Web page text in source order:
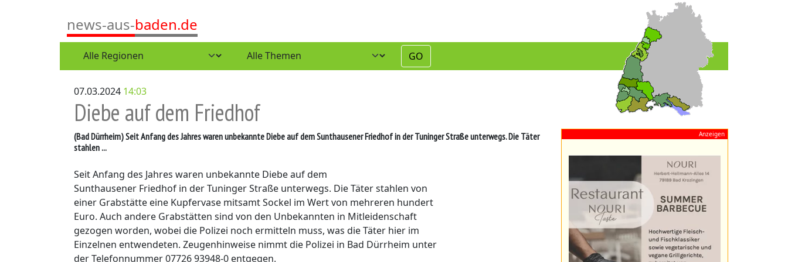
news-aus-baden.de
GO
07.03.2024 14:03
Diebe auf dem Friedhof
(Bad Dürrheim)Seit Anfang des Jahres waren unbekannte Diebe auf dem Sunthausener Friedhof in der Tuninger Straße unterwegs. Die Täter
stahlen ...
Seit Anfang des Jahres waren unbekannte Diebe auf dem
Sunthausener Friedhof in der Tuninger Straße unterwegs. Die Täter stahlen von
einer Grabstätte eine Kupfervase mitsamt Sockel im Wert von mehreren hundert
Euro. Auch andere Grabstätten sind von den Unbekannten in Mitleidenschaft
gezogen worden, wobei die Polizei noch ermitteln muss, was die Täter hier im
Einzelnen entwendeten. Zeugenhinweise nimmt die Polizei in Bad Dürrheim unter
der Telefonnummer 07726 93948-0 entgegen.
Anzeigen